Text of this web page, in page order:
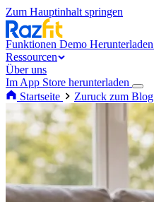
Zum Hauptinhalt springen
Funktionen Demo Herunterladen
Ressourcen
Über uns
Im App Store herunterladen
Startseite
Zuruck zum Blog